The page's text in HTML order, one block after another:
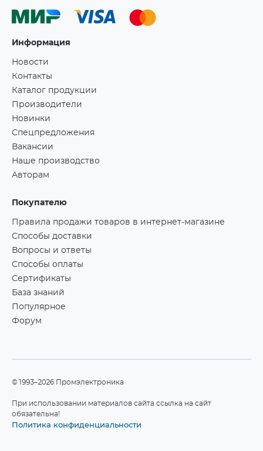
Информация
Новости
Контакты
Каталог продукции
Производители
Новинки
Спецпредложения
Вакансии
Наше производство
Авторам
Покупателю
Правила продажи товаров в интернет-магазине
Способы доставки
Вопросы и ответы
Способы оплаты
Сертификаты
База знаний
Популярное
Форум
©1993–2026 Промэлектроника
При использовании материалов сайта ссылка на сайт
обязательна!
Политика конфиденциальности